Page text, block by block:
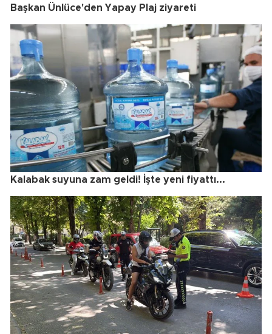
Başkan Ünlüce'den Yapay Plaj ziyareti
Kalabak suyuna zam geldi! İşte yeni fiyattı...